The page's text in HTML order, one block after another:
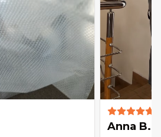
Anna B.